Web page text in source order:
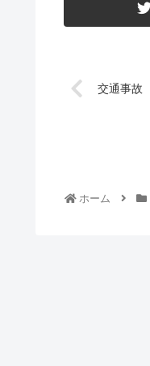
交通事故
ホーム